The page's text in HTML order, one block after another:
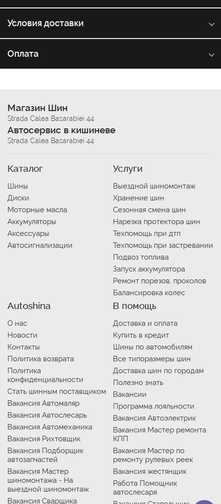
Условия доставки
Оплата
Магазин Шин
Strada Calea Basarabiei 44
Автосервис в кишиневе
Strada Calea Basarabiei 44
Каталог
Шины
Диски
Моторные масла
Аккумуляторы
Аксессуары
Автосигнализации
Услуги
Выездной шиномонтаж
Хранение шин
Сезонная смена шин
Нарезка протектора шин
Техпомощь при дтп
Техпомощь при застревании
Подвоз топлива
Запуск аккумулятора
Ремонт порезов, проколов
Балансировка колес
Autoshina
О нас
Новости
Контакты
Политика возврата
Политика
конфиденциальности
Стать шинным поставщиком
Вакансия Автомаляр
Вакансия Автослесарь
Вакансия Автомеханика
Вакансия Рихтовщик
Вакансия Подборщик
автозапчастей
Вакансия Мастер
шиномонтажа - На
выездной шиномонтаж
Вакансия Сварщика
В помощь
Доставка и оплата
Купить в кредит
Шины по автомобилям
Все типоразмеры шин
Доставка шин по городам
Полезно знать
Вакансии
Программа лояльности
Вакансия Автоэлектрик
Вакансия Мастер ремонта
КПП
Вакансия Мастер по
ремонту рулевых реек
Вакансия жестянщик
Работа Помощник
автослесаря